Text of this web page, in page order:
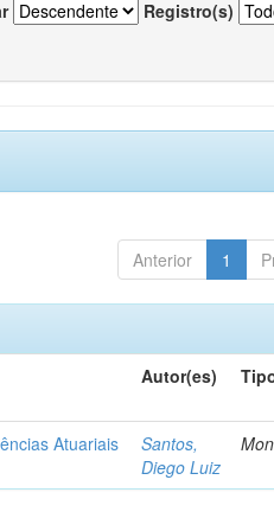
Registro(s)
Anterior 1
Autor(es)
Atuariais
Santos,
Diego Luiz